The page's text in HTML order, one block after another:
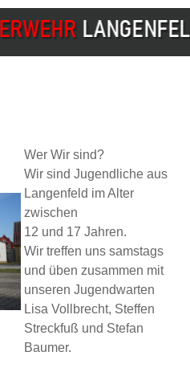
Wer Wir sind?
Wir sind Jugendliche aus
Langenfeld im Alter
zwischen
12 und 17 Jahren.
Wir treffen uns samstags
und üben zusammen mit
unseren Jugendwarten
Lisa Vollbrecht, Steffen
Streckfuß und Stefan
Baumer.